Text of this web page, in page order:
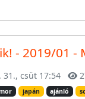
- 2019/01 -
31., csüt 17:54
japán ajánló